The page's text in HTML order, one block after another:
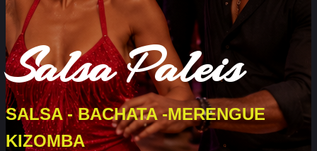
Salsa Paleis
SALSA - BACHATA -MERENGUE
KIZOMBA